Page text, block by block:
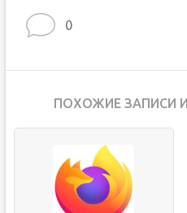
0
ПОХОЖИЕ ЗАПИСИ